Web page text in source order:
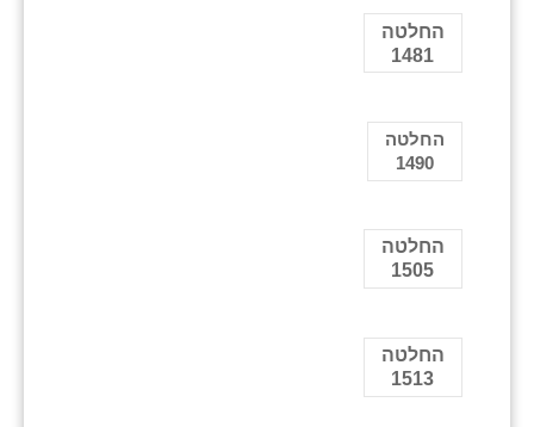
החלטה
1481
החלטה
1490
החלטה
1505
החלטה
1513